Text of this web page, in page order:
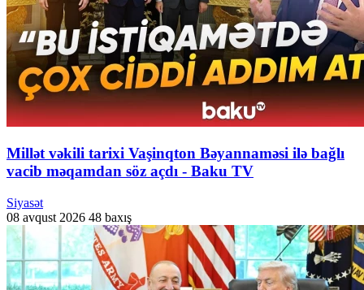
Millət vəkili tarixi Vaşinqton Bəyannaməsi ilə bağlı
vacib məqamdan söz açdı - Baku TV
Siyasət
08 avqust 2026 48 baxış